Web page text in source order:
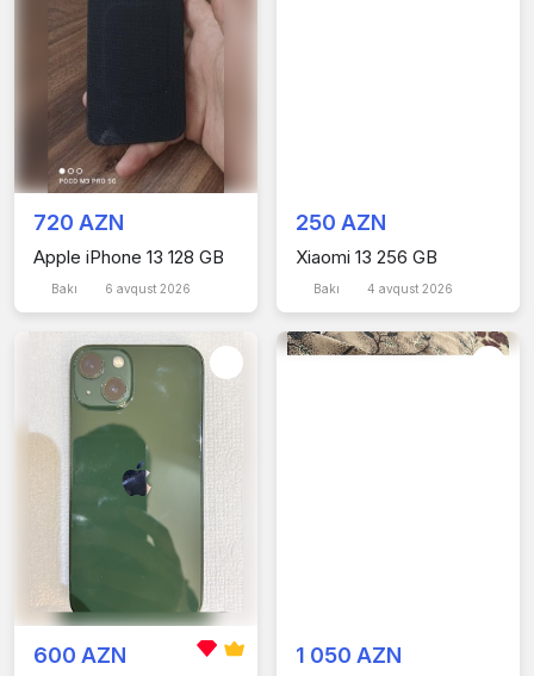
720 AZN
Apple iPhone 13 128 GB
Bakı 6 avqust 2026
250 AZN
Xiaomi 13 256 GB
Bakı 4 avqust 2026
600 AZN 1 050 AZN